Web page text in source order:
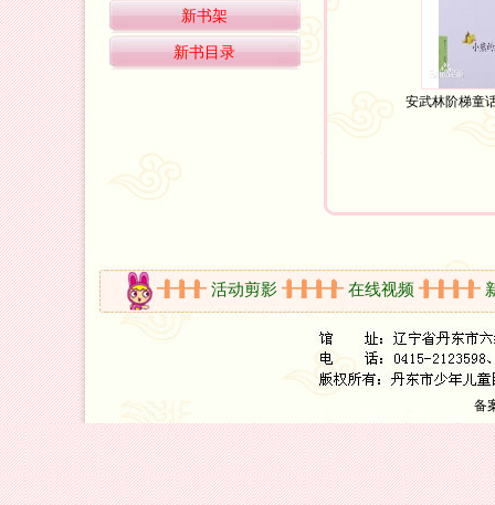
新书架
新书目录
安武林阶梯童
开放时间 活动剪影 在线视频 新
备